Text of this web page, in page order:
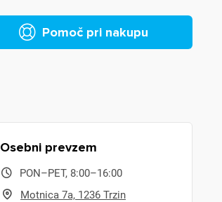
Pomoč pri nakupu
Osebni prevzem
PON–PET, 8:00–16:00
Motnica 7a, 1236 Trzin